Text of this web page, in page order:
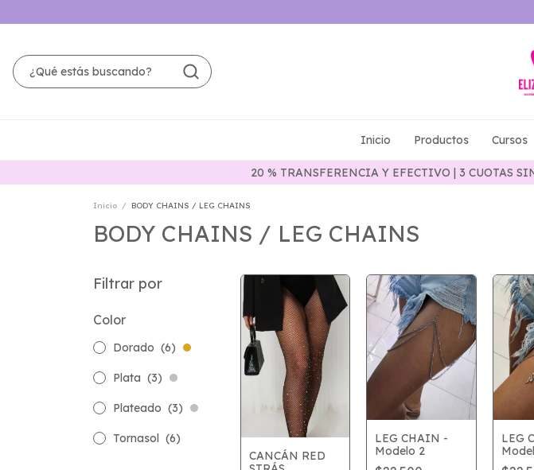
20 % TRANSFERENCIA Y EFECTIVO | 3 CUOTAS
Inicio Productos Cursos
Inicio / BODY CHAINS / LEG CHAINS
BODY CHAINS / LEG CHAINS
Filtrar por
Color
Dorado (6)
Plata (3)
Plateado (3)
Tornasol (6)
CANCÁN RED
LEG CHAIN -
Modelo 2
LEG